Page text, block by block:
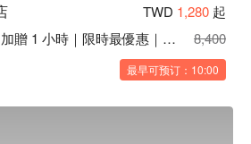
TWD 1,280 起
標準無窗浴缸房 2h｜加贈 1 小時｜限時最優惠｜贈精緻小禮
8,400
最早可预订：10:00